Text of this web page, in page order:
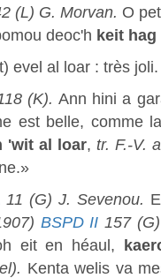
(L) G. Morvan. O
deoc'h keit
evel al loar : très joli.
(K).Ann hini a
est belle, comme
'wit al loar, tr. F.-V.
11 (G) J. Sevenou.
BSPD II 157
eit en héaul,
Kenta welis va